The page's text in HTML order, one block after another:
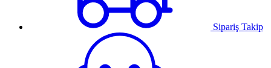
Sipariş Takip